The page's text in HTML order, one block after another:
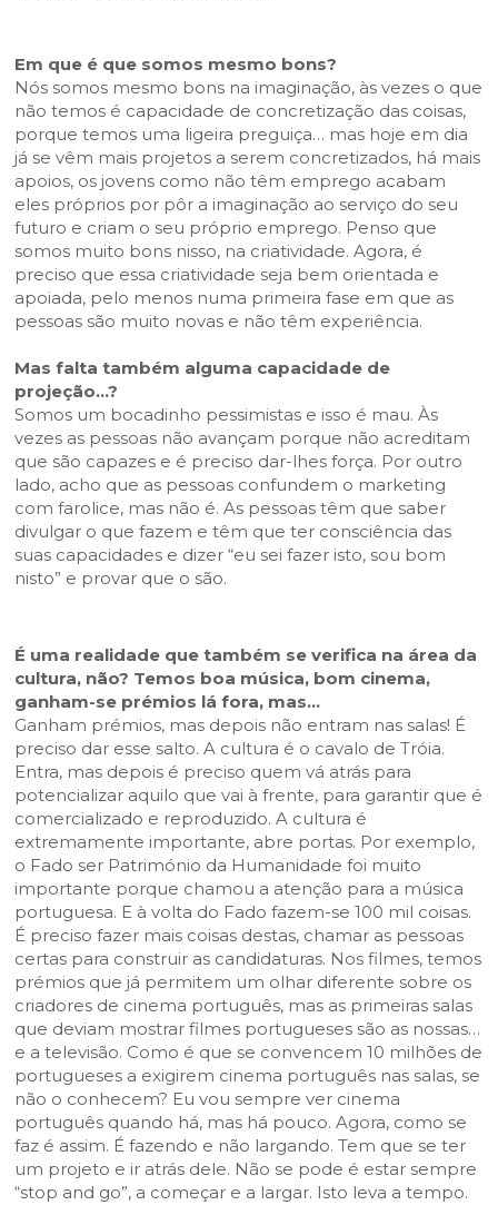
Em que é que somos mesmo bons?
Nós somos mesmo bons na imaginação, às vezes o que
não temos é capacidade de concretização das coisas,
porque temos uma ligeira preguiça… mas hoje em dia
já se vêm mais projetos a serem concretizados, há mais
apoios, os jovens como não têm emprego acabam
eles próprios por pôr a imaginação ao serviço do seu
futuro e criam o seu próprio emprego. Penso que
somos muito bons nisso, na criatividade. Agora, é
preciso que essa criatividade seja bem orientada e
apoiada, pelo menos numa primeira fase em que as
pessoas são muito novas e não têm experiência.
Mas falta também alguma capacidade de
projeção…?
Somos um bocadinho pessimistas e isso é mau. Às
vezes as pessoas não avançam porque não acreditam
que são capazes e é preciso dar-lhes força. Por outro
lado, acho que as pessoas confundem o marketing
com farolice, mas não é. As pessoas têm que saber
divulgar o que fazem e têm que ter consciência das
suas capacidades e dizer “eu sei fazer isto, sou bom
nisto” e provar que o são.
É uma realidade que também se verifica na área da
cultura, não? Temos boa música, bom cinema,
ganham-se prémios lá fora, mas…
Ganham prémios, mas depois não entram nas salas! É
preciso dar esse salto. A cultura é o cavalo de Tróia.
Entra, mas depois é preciso quem vá atrás para
potencializar aquilo que vai à frente, para garantir que é
comercializado e reproduzido. A cultura é
extremamente importante, abre portas. Por exemplo,
o Fado ser Património da Humanidade foi muito
importante porque chamou a atenção para a música
portuguesa. E à volta do Fado fazem-se 100 mil coisas.
É preciso fazer mais coisas destas, chamar as pessoas
certas para construir as candidaturas. Nos filmes, temos
prémios que já permitem um olhar diferente sobre os
criadores de cinema português, mas as primeiras salas
que deviam mostrar filmes portugueses são as nossas…
e a televisão. Como é que se convencem 10 milhões de
portugueses a exigirem cinema português nas salas, se
não o conhecem? Eu vou sempre ver cinema
português quando há, mas há pouco. Agora, como se
faz é assim. É fazendo e não largando. Tem que se ter
um projeto e ir atrás dele. Não se pode é estar sempre
“stop and go”, a começar e a largar. Isto leva a tempo.